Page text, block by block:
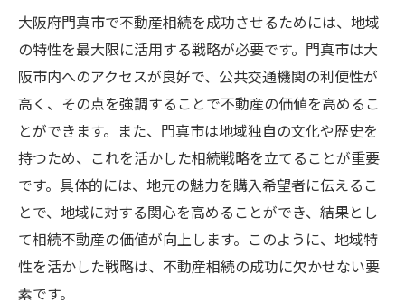
大阪府門真市で不動産相続を成功させるためには、地域
の特性を最大限に活用する戦略が必要です。門真市は大
阪市内へのアクセスが良好で、公共交通機関の利便性が
高く、その点を強調することで不動産の価値を高めるこ
とができます。また、門真市は地域独自の文化や歴史を
持つため、これを活かした相続戦略を立てることが重要
です。具体的には、地元の魅力を購入希望者に伝えるこ
とで、地域に対する関心を高めることができ、結果とし
て相続不動産の価値が向上します。このように、地域特
性を活かした戦略は、不動産相続の成功に欠かせない要
素です。